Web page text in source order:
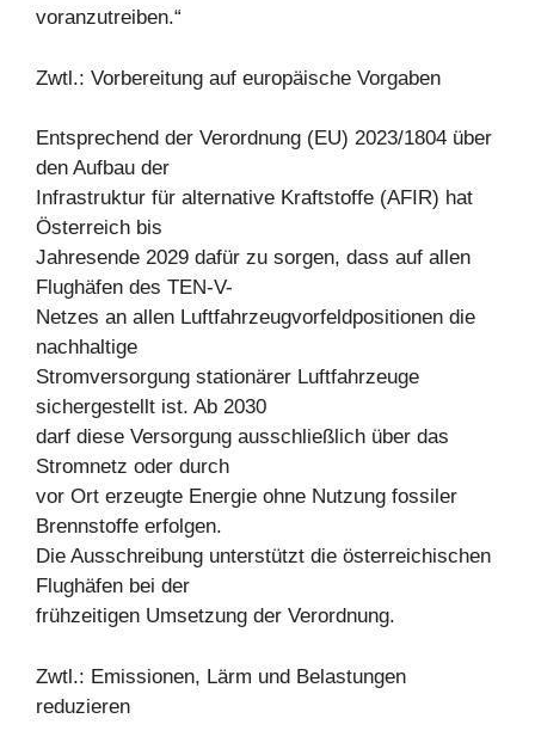
voranzutreiben.“
Zwtl.: Vorbereitung auf europäische Vorgaben
Entsprechend der Verordnung (EU) 2023/1804 über
den Aufbau der
Infrastruktur für alternative Kraftstoffe (AFIR) hat
Österreich bis
Jahresende 2029 dafür zu sorgen, dass auf allen
Flughäfen des TEN-V-
Netzes an allen Luftfahrzeugvorfeldpositionen die
nachhaltige
Stromversorgung stationärer Luftfahrzeuge
sichergestellt ist. Ab 2030
darf diese Versorgung ausschließlich über das
Stromnetz oder durch
vor Ort erzeugte Energie ohne Nutzung fossiler
Brennstoffe erfolgen.
Die Ausschreibung unterstützt die österreichischen
Flughäfen bei der
frühzeitigen Umsetzung der Verordnung.
Zwtl.: Emissionen, Lärm und Belastungen
reduzieren